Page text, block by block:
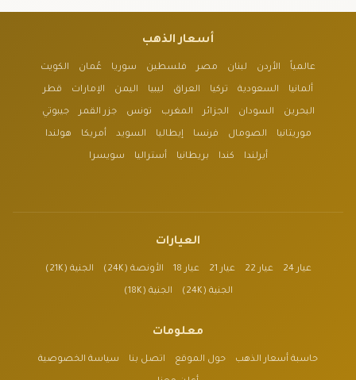
أسعار الذهب
عالمياً الأردن لبنان مصر فلسطين سوريا عُمان الكويت
ألمانيا السعودية تركيا العراق ليبيا اليمن الإمارات قطر
البحرين السودان الجزائر المغرب تونس جزر القمر جيبوتي
موريتانيا الصومال فرنسا إيطاليا السويد أمريكا هولندا
أيرلندا كندا بريطانيا أستراليا سويسرا
العيارات
عيار 24 عيار 22 عيار 21 عيار 18 الأونصة (24K) الجنية (21K)
الجنية (24K) الجنية (18K)
معلومات
حاسبة أسعار الذهب حول الموقع اتصل بنا سياسة الخصوصية